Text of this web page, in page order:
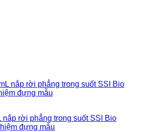
nắp rời phẳng trong suốt SSI Bio
đựng mẫu